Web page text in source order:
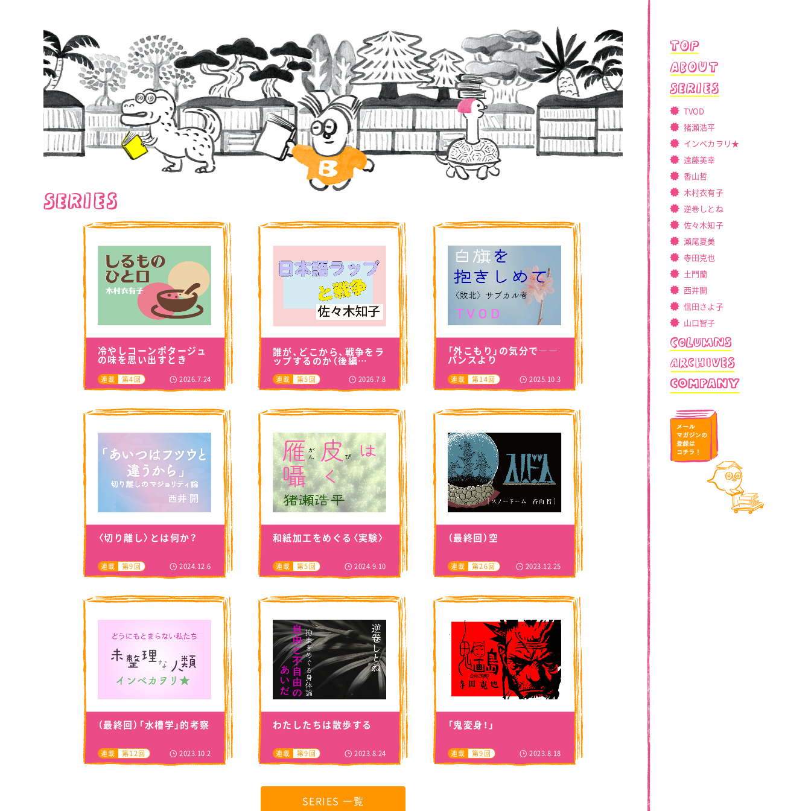
TVOD
猪瀬浩平
インベカヲリ★
遠藤美幸
香山哲
木村衣有子
逆卷しとね
佐々木知子
瀬尾夏美
寺田克也
土門蘭
西井開
信田さよ子
山口智子
冷やしコーンポタージュ
の味を思い出すとき
連載 第4回 2026.7.24
誰が、どこから、戦争をラ
ップするのか（後編…
連載 第5回 2026.7.8
「外こもり」の気分で――
パンスより
連載 第14回 2025.10.3
〈切り離し〉とは何か？
連載 第9回 2024.12.6
和紙加工をめぐる〈実験〉
連載 第5回 2024.9.10
（最終回）空
連載 第26回 2023.12.25
（最終回）「水槽学」的考察
連載 第12回 2023.10.2
わたしたちは散歩する
連載 第9回 2023.8.24
「鬼変身！」
連載 第9回 2023.8.18
SERIES 一覧